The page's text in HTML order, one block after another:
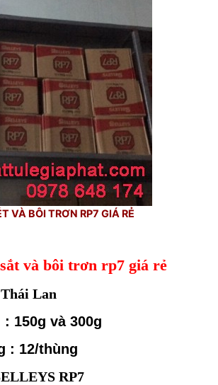
VÀ BÔI TRƠN RP7 GIÁ RẺ
và bôi trơn rp7 giá rẻ
Lan
: 150g và 300g
: 12/thùng
RP7